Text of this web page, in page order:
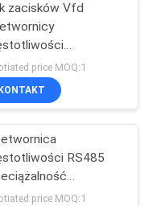
zacisków Vfd
o niskim
obrotowym.
i proste
price MOQ:1
RS485
silnika PMSM
price MOQ:1